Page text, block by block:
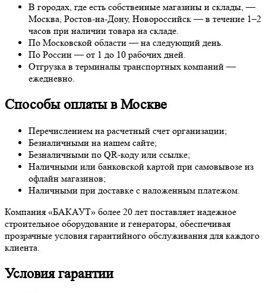
В городах, где есть собственные магазины и склады, —
Москва, Ростов-на-Дону, Новороссийск — в течение 1–2
часов при наличии товара на складе.
По Московской области — на следующий день.
По России — от 1 до 10 рабочих дней.
Отгрузка в терминалы транспортных компаний —
ежедневно.
Способы оплаты в Москве
Перечислением на расчетный счет организации;
Безналичными на нашем сайте;
Безналичными по QR-коду или ссылке;
Наличными или банковской картой при самовывозе из
офлайн магазинов;
Наличными при доставке с наложенным платежом.
Компания «БАКАУТ» более 20 лет поставляет надежное
строительное оборудование и генераторы, обеспечивая
прозрачные условия гарантийного обслуживания для каждого
клиента.
Условия гарантии